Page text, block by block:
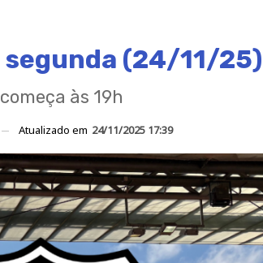
segunda (24/11/25)
às 19h
Atualizado em 24/11/2025 17:39